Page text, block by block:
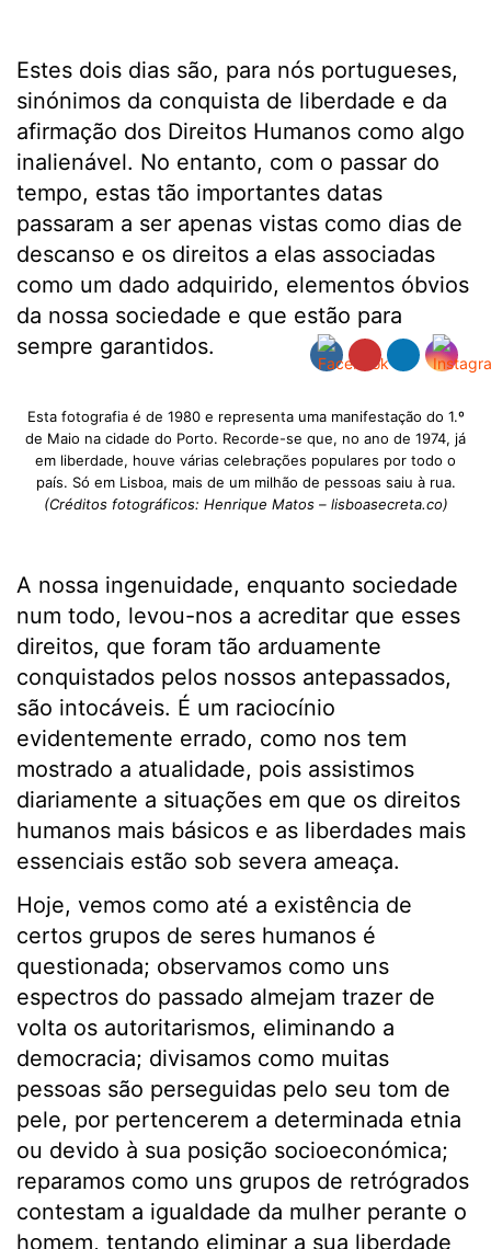
Estes dois dias são, para nós portugueses,
sinónimos da conquista de liberdade e da
afirmação dos Direitos Humanos como algo
inalienável. No entanto, com o passar do
tempo, estas tão importantes datas
passaram a ser apenas vistas como dias de
descanso e os direitos a elas associadas
como um dado adquirido, elementos óbvios
da nossa sociedade e que estão para
sempre garantidos.
Esta fotografia é de 1980 e representa uma manifestação do 1.º
de Maio na cidade do Porto. Recorde-se que, no ano de 1974, já
em liberdade, houve várias celebrações populares por todo o
país. Só em Lisboa, mais de um milhão de pessoas saiu à rua.
(Créditos fotográficos: Henrique Matos – lisboasecreta.co)
A nossa ingenuidade, enquanto sociedade
num todo, levou-nos a acreditar que esses
direitos, que foram tão arduamente
conquistados pelos nossos antepassados,
são intocáveis. É um raciocínio
evidentemente errado, como nos tem
mostrado a atualidade, pois assistimos
diariamente a situações em que os direitos
humanos mais básicos e as liberdades mais
essenciais estão sob severa ameaça.
Hoje, vemos como até a existência de
certos grupos de seres humanos é
questionada; observamos como uns
espectros do passado almejam trazer de
volta os autoritarismos, eliminando a
democracia; divisamos como muitas
pessoas são perseguidas pelo seu tom de
pele, por pertencerem a determinada etnia
ou devido à sua posição socioeconómica;
reparamos como uns grupos de retrógrados
contestam a igualdade da mulher perante o
homem, tentando eliminar a sua liberdade